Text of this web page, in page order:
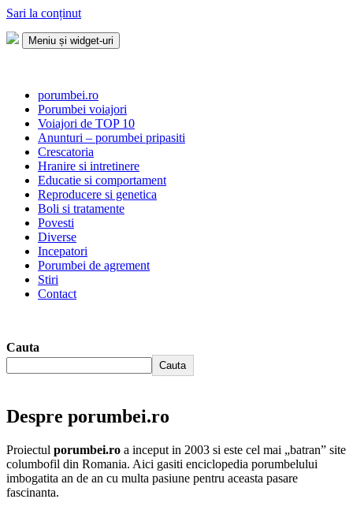
Sari la conținut
Meniu și widget-uri
porumbei.ro
Porumbei voiajori
Voiajori de TOP 10
Anunturi – porumbei pripasiti
Crescatoria
Hranire si intretinere
Educatie si comportament
Reproducere si genetica
Boli si tratamente
Povesti
Diverse
Incepatori
Porumbei de agrement
Stiri
Contact
Cauta
Cauta
Despre porumbei.ro
Proiectul porumbei.ro a inceput in 2003 si este cel mai „batran” site
columbofil din Romania. Aici gasiti enciclopedia porumbelului
imbogatita an de an cu multa pasiune pentru aceasta pasare
fascinanta.